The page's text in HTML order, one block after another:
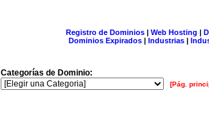
Registro de Dominios| Web Hosting |
Dominios Expirados | Industrias |
Categorías de Dominio:
[Pág.